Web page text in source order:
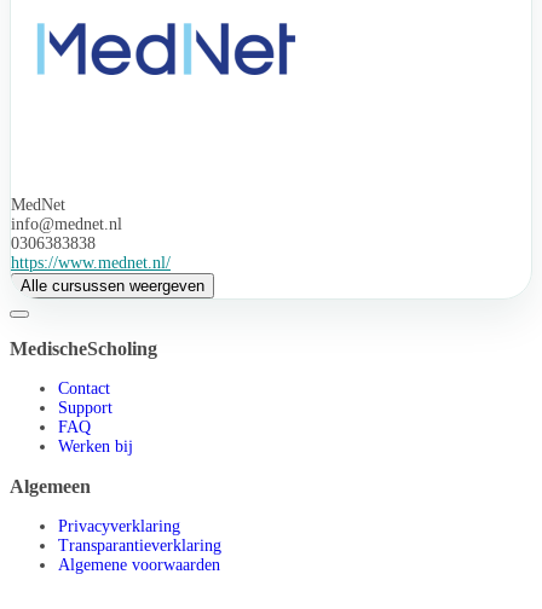
MedNet
info@mednet.nl
0306383838
https://www.mednet.nl/
Alle cursussen weergeven
MedischeScholing
Contact
Support
FAQ
Werken bij
Algemeen
Privacyverklaring
Transparantieverklaring
Algemene voorwaarden